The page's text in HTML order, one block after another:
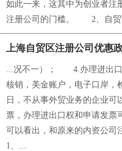
如此一来，这其中为创业者注
注册公司的门槛。 2、自贸
上海自贸区注册公司优惠
...况不一）； 4.办理进出口
核销，美金账户，电子口岸，
日，不从事外贸业务的企
票，办理进出口权和申请发
可以看出，和原来的内资公
1、...